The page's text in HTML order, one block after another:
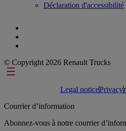
Déclaration d'accessibilité
© Copyright 2026 Renault Trucks
Footer links
Legal noticePrivacy
Courrier d’information
Abonnez-vous à notre courrier